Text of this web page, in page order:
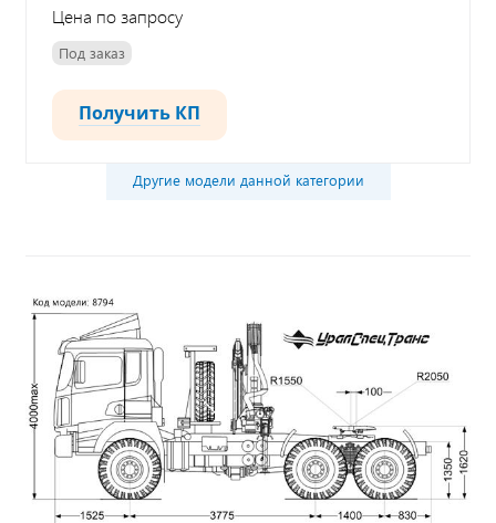
Цена по запросу
Под заказ
Получить КП
Другие модели данной категории